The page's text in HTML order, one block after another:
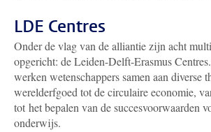
LDE Centres
Onder de vlag van de alliantie zijn acht
opgericht: de Leiden-Delft-Erasmus
werken wetenschappers samen aan diverse
werelderfgoed tot de circulaire economie,
tot het bepalen van de succesvoorwaarden
onderwijs.